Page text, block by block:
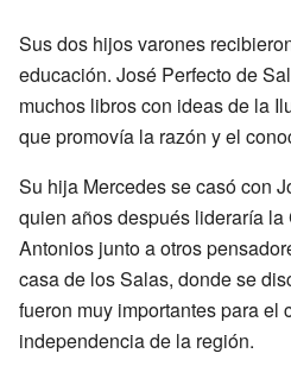
Sus dos hijos varones
educación. José Perfecto de
muchos libros con ideas de la
que promovía la razón y el
Su hija Mercedes se casó con
quien años después lideraría
Antonios junto a otros
casa de los Salas, donde se
fueron muy importantes para el
independencia de la región.